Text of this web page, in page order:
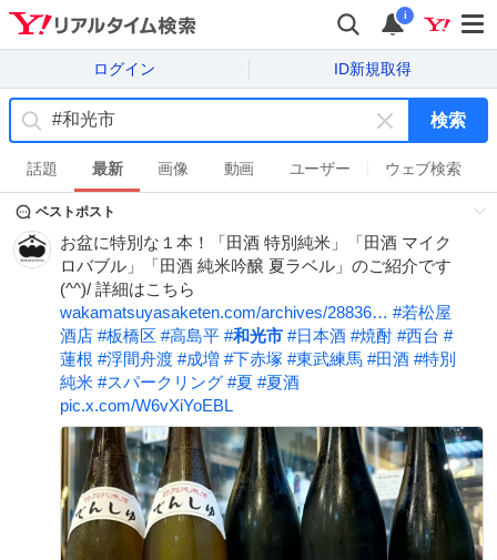
i
ログイン ID新規取得
キ
ー
ワ
ド
を
す
検索
話題 最新 画像 動画 ユーザー ウェブ検索
ベストポスト
お盆に特別な１本！「田酒 特別純米」「田酒 マイク
ロバブル」「田酒 純米吟醸 夏ラベル」のご紹介です
(^^)/ 詳細はこちら
wakamatsuyasaketen.com/archives/28836… #若松屋
酒店 #板橋区 #高島平 #和光市 #日本酒 #焼酎 #西台 #
蓮根 #浮間舟渡 #成増 #下赤塚 #東武練馬 #田酒 #特別
純米 #スパークリング #夏 #夏酒
pic.x.com/W6vXiYoEBL